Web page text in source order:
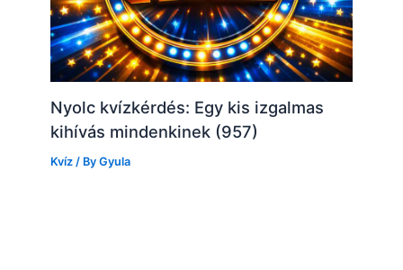
Nyolc kvízkérdés: Egy kis izgalmas
kihívás mindenkinek (957)
Kvíz / ByGyula